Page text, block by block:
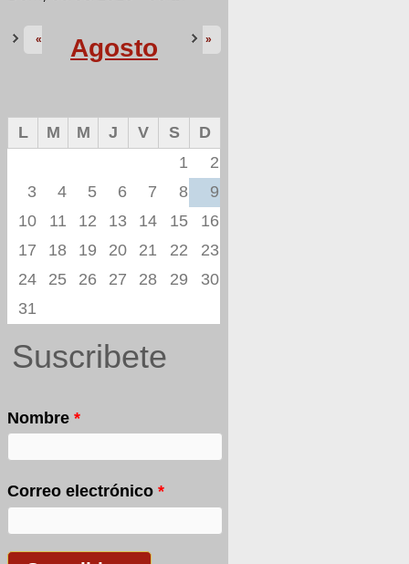
Agosto
« »
L M M J V S
D
1
2
3
4 5 6 7 8
9
10
11 12 13 14 15
16
17
18 19 20 21 22
23
24
25 26 27 28 29
30
31
Suscribete
Nombre *
Correo electrónico *